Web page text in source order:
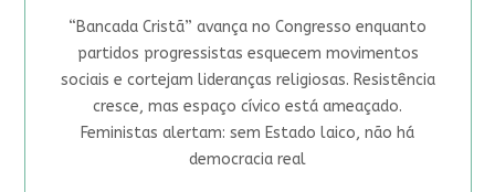
“Bancada Cristã” avança no Congresso enquanto
partidos progressistas esquecem movimentos
sociais e cortejam lideranças religiosas. Resistência
cresce, mas espaço cívico está ameaçado.
Feministas alertam: sem Estado laico, não há
democracia real